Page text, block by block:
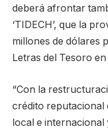
deberá afrontar
‘TIDECH’, que la
millones de dólares
Letras del Tesoro
“Con la
crédito reputacional
local e internacional